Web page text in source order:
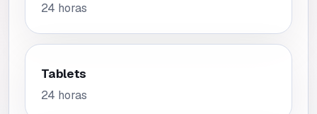
24 horas
Tablets
24 horas